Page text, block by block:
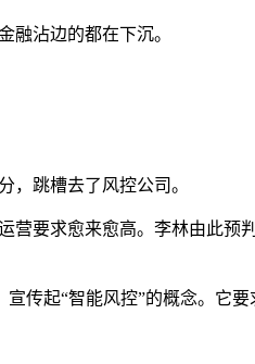
融沾边的都在下沉。
，跳槽去了风控公司。
营要求愈来愈高。李林由此预
传起“智能风控”的概念。它